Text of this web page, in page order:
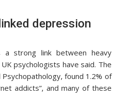
depression
a strong link between heavy
psychologists have said. The
found 1.2% of
addicts”, and many of these